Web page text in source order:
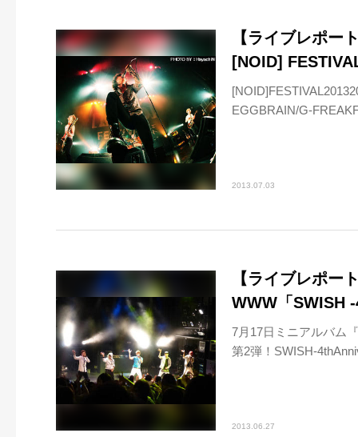
【ライブレポー
[NOID]
EGGBRAIN/G-
2013.07.03
【ライブレポー
WWW「SWISH
7月17日ミニアルバム
第2弾！SWISH-
2013.06.27